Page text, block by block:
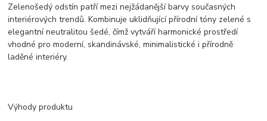
Zelenošedý odstín patří mezi nejžádanější barvy současných
interiérových trendů. Kombinuje uklidňující přírodní tóny zelené s
elegantní neutralitou šedé, čímž vytváří harmonické prostředí
vhodné pro moderní, skandinávské, minimalistické i přírodně
laděné interiéry.
Výhody produktu